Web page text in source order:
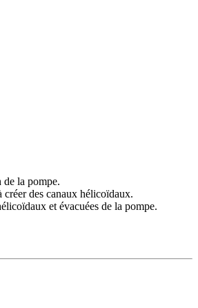
de la pompe.
créer des canaux hélicoïdaux.
et évacuées de la pompe.